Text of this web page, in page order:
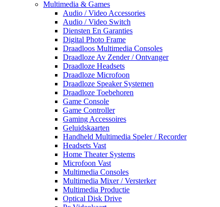
Multimedia & Games
Audio / Video Accessories
Audio / Video Switch
Diensten En Garanties
Digital Photo Frame
Draadloos Multimedia Consoles
Draadloze Av Zender / Ontvanger
Draadloze Headsets
Draadloze Microfoon
Draadloze Speaker Systemen
Draadloze Toebehoren
Game Console
Game Controller
Gaming Accessoires
Geluidskaarten
Handheld Multimedia Speler / Recorder
Headsets Vast
Home Theater Systems
Microfoon Vast
Multimedia Consoles
Multimedia Mixer / Versterker
Multimedia Productie
Optical Disk Drive